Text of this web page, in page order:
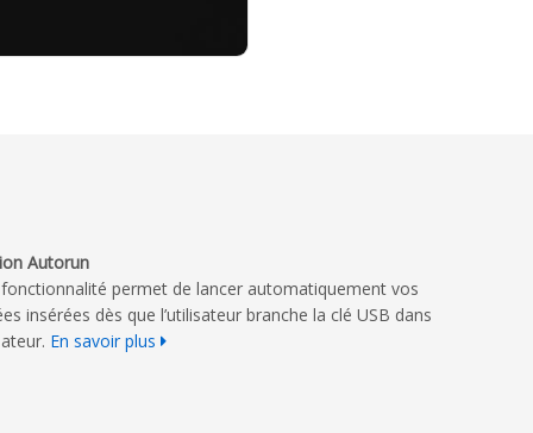
Autorun
permet de lancer automatiquement vos
insérées dès que l’utilisateur branche la clé USB dans
En savoir plus